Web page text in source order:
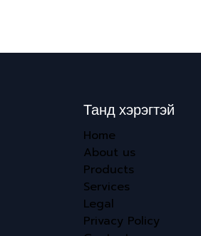
Танд хэрэгтэй
Home
About us
Products
Services
Legal
Privacy Policy